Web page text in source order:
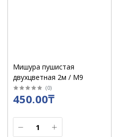
Мишура пушистая
двухцветная 2м / М9
(0)
450.00₸